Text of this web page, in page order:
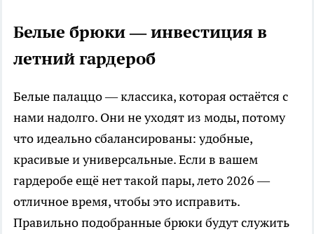
Белые брюки — инвестиция в
летний гардероб
Белые палаццо — классика, которая остаётся с
нами надолго. Они не уходят из моды, потому
что идеально сбалансированы: удобные,
красивые и универсальные. Если в вашем
гардеробе ещё нет такой пары, лето 2026 —
отличное время, чтобы это исправить.
Правильно подобранные брюки будут служить